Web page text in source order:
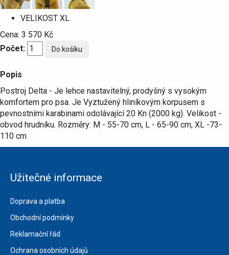
VELIKOST XL
Cena: 3 570 Kč
Počet:
Popis
Postroj Delta - Je lehce nastavitelný, prodyšný s vysokým
komfortem pro psa. Je Vyztužený hliníkovým korpusem s
pevnostními karabinami odolávající 20 Kn (2000 kg). Velikost -
obvod hrudníku. Rozměry: M - 55-70 cm, L - 65-90 cm, XL -73-
110 cm
Užitečné informace
Doprava a platba
Obchodní podmínky
Reklamační řád
Ochrana osobních údajů